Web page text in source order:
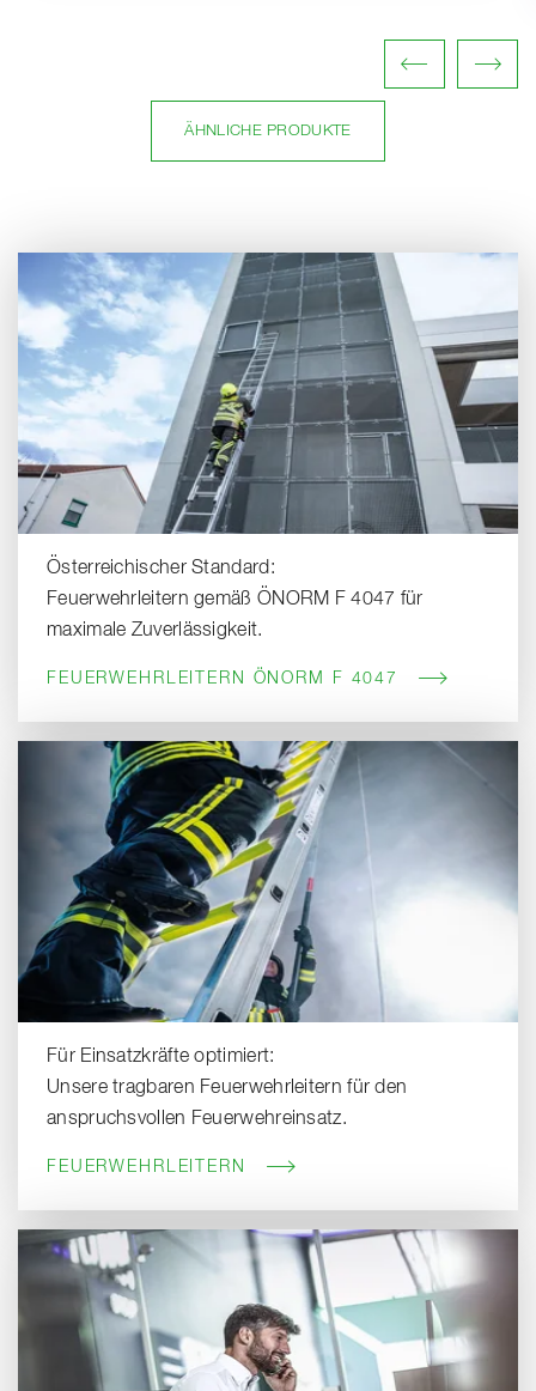
ÄHNLICHE PRODUKTE
Österreichischer Standard:
Feuerwehrleitern gemäß ÖNORM F 4047 für
maximale Zuverlässigkeit.
FEUERWEHRLEITERN ÖNORM F 4047
Für Einsatzkräfte optimiert:
Unsere tragbaren Feuerwehrleitern für den
anspruchsvollen Feuerwehreinsatz.
FEUERWEHRLEITERN